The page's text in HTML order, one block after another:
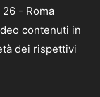
- Roma
contenuti in
dei rispettivi